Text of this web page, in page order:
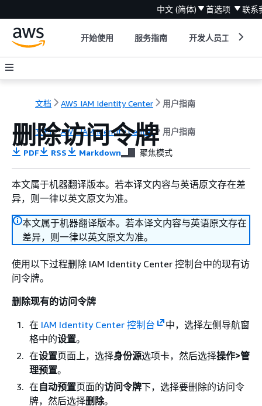
中文 (简体) 首选项 联系
开始使用 服务指南 开发人员工具
文档 AWS IAM Identity Center 用户指南
文档 AWS IAM Identity Center 用户指南
删除访问令牌
PDF RSS Markdown 聚焦模式
本文属于机器翻译版本。若本译文内容与英语原文存在差
异，则一律以英文原文为准。
本文属于机器翻译版本。若本译文内容与英语原文存在
差异，则一律以英文原文为准。
使用以下过程删除 IAM Identity Center 控制台中的现有访
问令牌。
删除现有的访问令牌
在 IAM Identity Center 控制台
中，选择左侧导航窗
格中的设置。
在设置页面上，选择身份源选项卡，然后选择操作>管
理预置。
在自动预置页面的访问令牌下，选择要删除的访问令
牌，然后选择删除。